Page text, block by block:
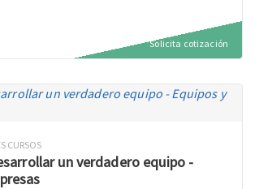
Solicita cotización
CURSOS
un verdadero equipo -